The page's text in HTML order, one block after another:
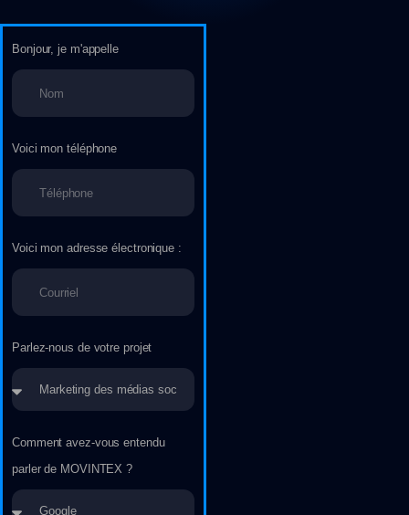
Bonjour, je m'appelle
Voici mon téléphone
Voici mon adresse électronique :
Parlez-nous de votre projet
Comment avez-vous entendu
parler de MOVINTEX ?